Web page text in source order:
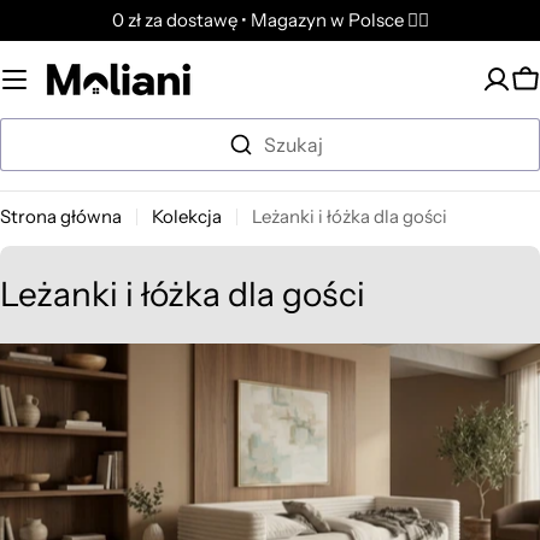
do
treści
0 zł za dostawę • Magazyn w Polsce ✌🏼
Szukaj
Strona główna Kolekcja Leżanki i łóżka dla gości
K
o
l
e
k
c
j
Leżanki i łóżka dla gości